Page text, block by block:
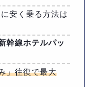
安く乗る方法は
幹線ホテルパッ
」往復で最大